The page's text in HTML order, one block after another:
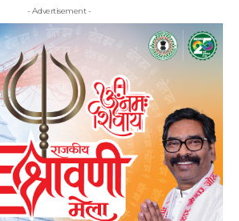
- Advertisement -